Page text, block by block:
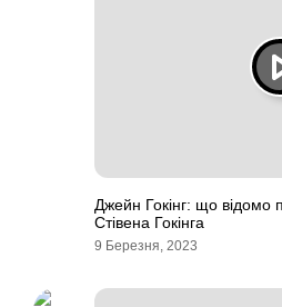
Джейн Гокінг: що відомо
Стівена Гокінга
9 Березня, 2023